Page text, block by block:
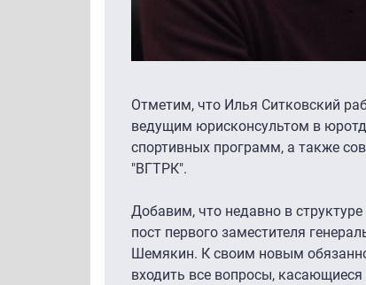
Отметим, что Илья Ситковский
ведущим юрисконсультом в
спортивных программ, а также
"ВГТРК".
Добавим, что недавно в
пост первого заместителя
Шемякин. К своим новым
входить все вопросы,